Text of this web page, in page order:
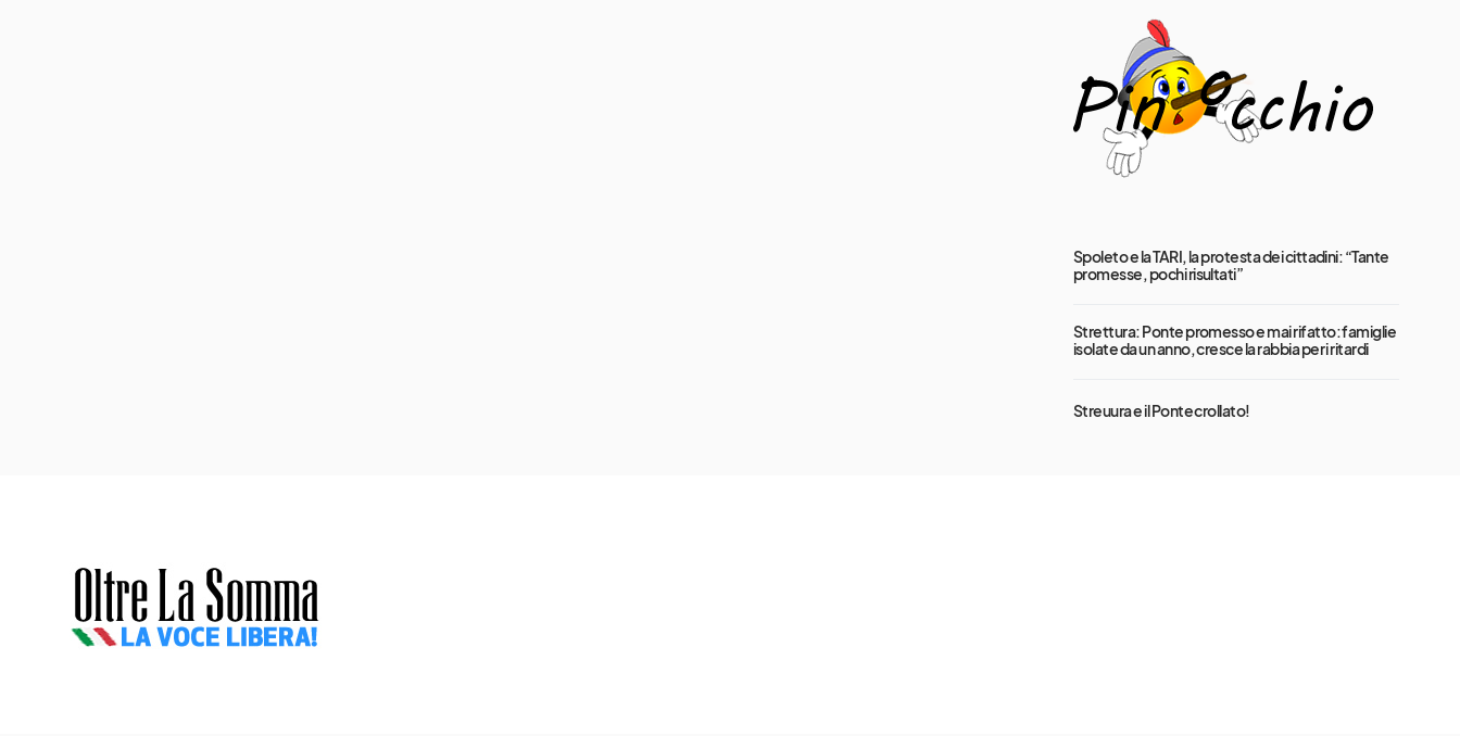
Spoleto e la TARI, la protesta dei cittadini: “Tante
promesse, pochi risultati”
Strettura: Ponte promesso e mai rifatto: famiglie
isolate da un anno, cresce la rabbia per i ritardi
Streuura e il Ponte crollato!